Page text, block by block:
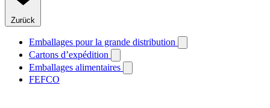
Zurück
Emballages pour la grande distribution
Cartons d’expédition
Emballages alimentaires
FEFCO